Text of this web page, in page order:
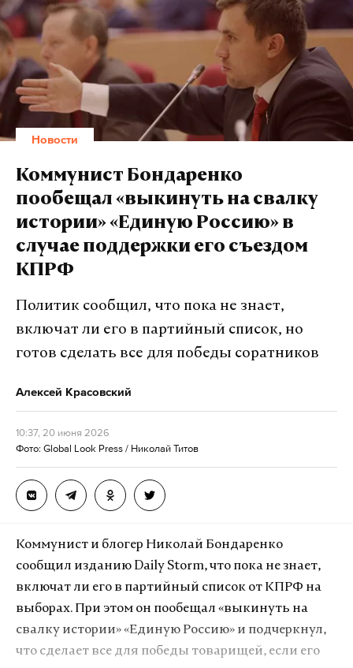
Новости
Коммунист Бондаренко
пообещал «выкинуть на свалку
истории» «Единую Россию» в
случае поддержки его съездом
КПРФ
Политик сообщил, что пока не знает,
включат ли его в партийный список, но
готов сделать все для победы соратников
Алексей Красовский
10:37, 20 июня 2026
Фото: Global Look Press / Николай Титов
Коммунист и блогер Николай Бондаренко
сообщил изданию Daily Storm, что пока не знает,
включат ли его в партийный список от КПРФ на
выборах. При этом он пообещал «выкинуть на
свалку истории» «Единую Россию» и подчеркнул,
что сделает все для победы товарищей, если его